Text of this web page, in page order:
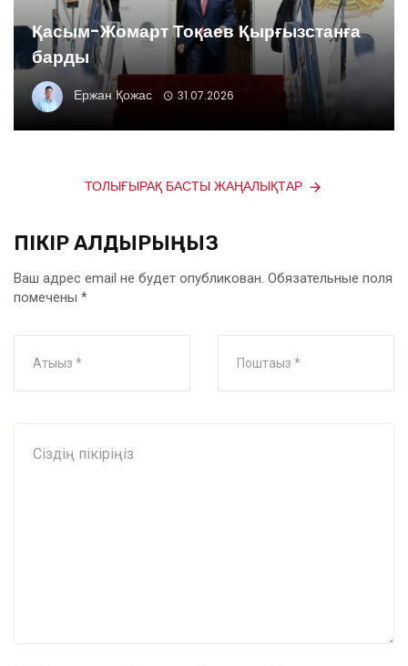
Қасым-Жомарт Тоқаев Қырғызстанға
барды
Ержан Қожас 31.07.2026
ТОЛЫҒЫРАҚ БАСТЫ ЖАҢАЛЫҚТАР
ПІКІР ҚАЛДЫРЫҢЫЗ
Ваш адрес email не будет опубликован. Обязательные поля
помечены *